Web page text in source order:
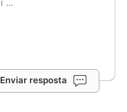
Enviar resposta